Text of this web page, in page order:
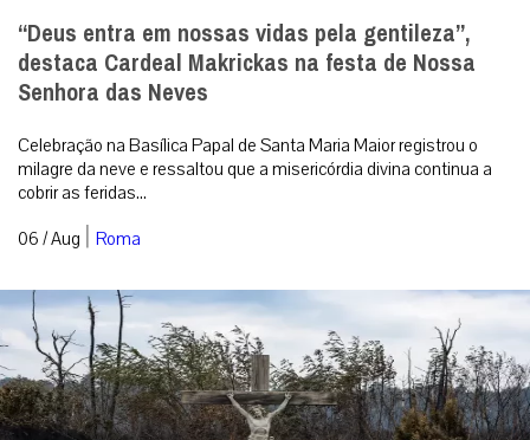
“Deus entra em nossas vidas pela gentileza”,
destaca Cardeal Makrickas na festa de Nossa
Senhora das Neves
Celebração na Basílica Papal de Santa Maria Maior registrou o
milagre da neve e ressaltou que a misericórdia divina continua a
cobrir as feridas...
06 / Aug | Roma